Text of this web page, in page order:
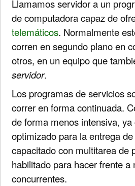
Llamamos servidor a un
de computadora capaz de
telemáticos. Normalmente
corren en segundo plano en
otros, en un equipo que
servidor.
Los programas de servicios
correr en forma continuada.
de forma menos intensiva, ya
optimizado para la entrega
capacitado con multitarea de
habilitado para hacer frente
concurrentes.